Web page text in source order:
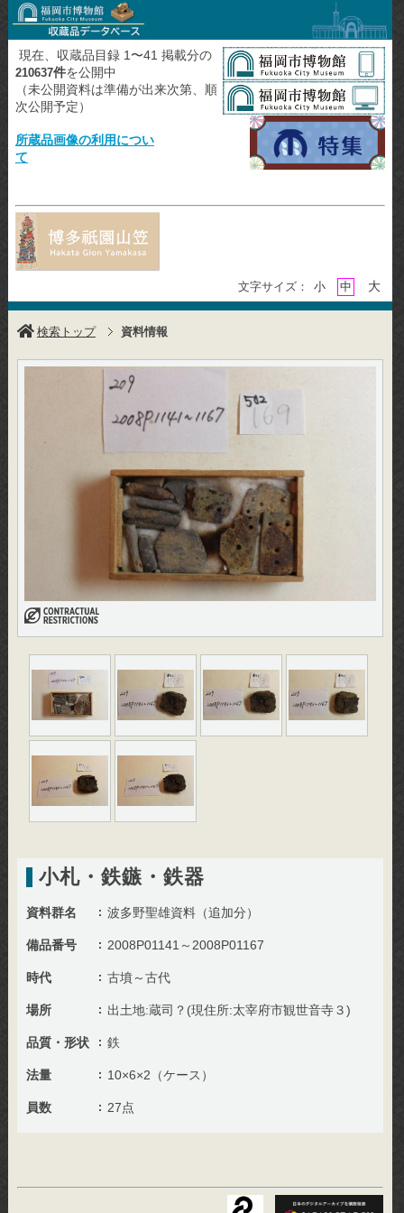
現在、収蔵品目録 1〜41 掲載分の
210637件を公開中
（未公開資料は準備が出来次第、順
次公開予定）
所蔵品画像の利用につい
て
文字サイズ： 小 中 大
検索トップ 資料情報
小札・鉄鏃・鉄器
資料群名 波多野聖雄資料（追加分）
備品番号 2008P01141～2008P01167
時代 古墳～古代
場所 出土地:蔵司？(現住所:太宰府市観世音寺３)
品質・形状 鉄
法量 10×6×2（ケース）
員数 27点